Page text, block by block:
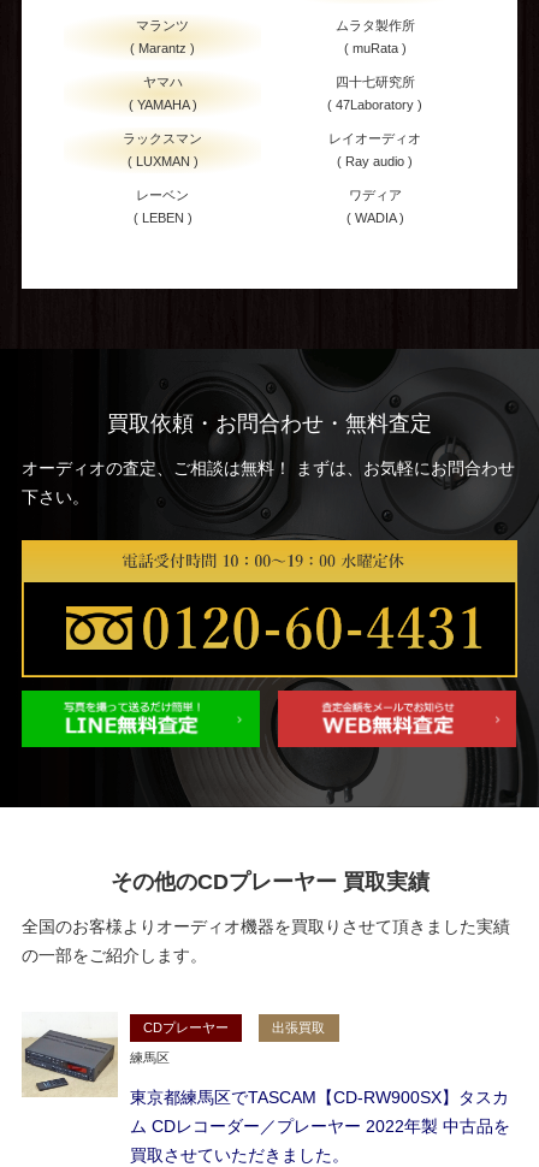
マランツ
( Marantz )
ムラタ製作所
( muRata )
ヤマハ
( YAMAHA )
四十七研究所
( 47Laboratory )
ラックスマン
( LUXMAN )
レイオーディオ
( Ray audio )
レーベン
( LEBEN )
ワディア
( WADIA )
買取依頼・お問合わせ・無料査定
オーディオの査定、ご相談は無料！ まずは、お気軽にお問合わせ
下さい。
その他のCDプレーヤー 買取実績
全国のお客様よりオーディオ機器を買取りさせて頂きました実績
の一部をご紹介します。
CDプレーヤー 出張買取
練馬区
東京都練馬区でTASCAM【CD-RW900SX】タスカ
ム CDレコーダー／プレーヤー 2022年製 中古品を
買取させていただきました。